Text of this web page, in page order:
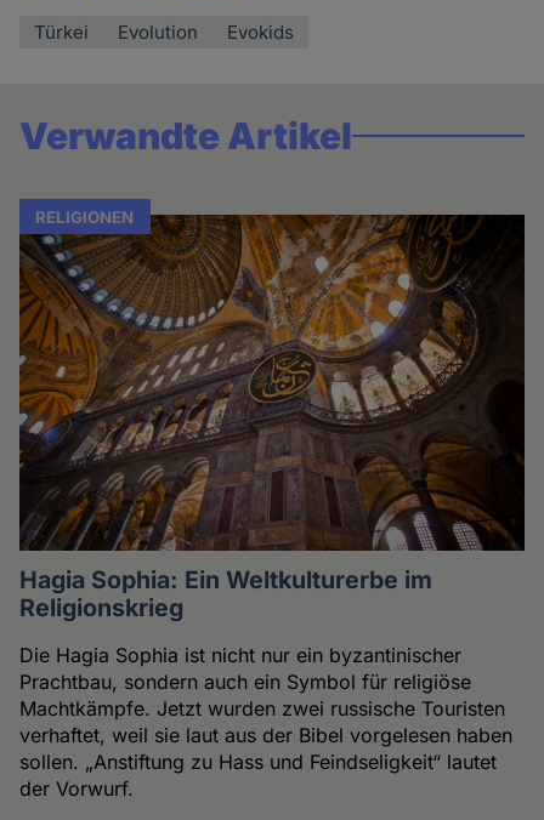
Türkei Evolution Evokids
Verwandte Artikel
RELIGIONEN
Hagia Sophia: Ein Weltkulturerbe im
Religionskrieg
Die Hagia Sophia ist nicht nur ein byzantinischer
Prachtbau, sondern auch ein Symbol für religiöse
Machtkämpfe. Jetzt wurden zwei russische Touristen
verhaftet, weil sie laut aus der Bibel vorgelesen haben
sollen. „Anstiftung zu Hass und Feindseligkeit“ lautet
der Vorwurf.